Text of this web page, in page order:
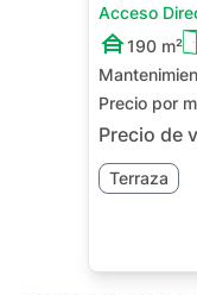
Acceso
190 m²
Precio por
Precio de
Terraza